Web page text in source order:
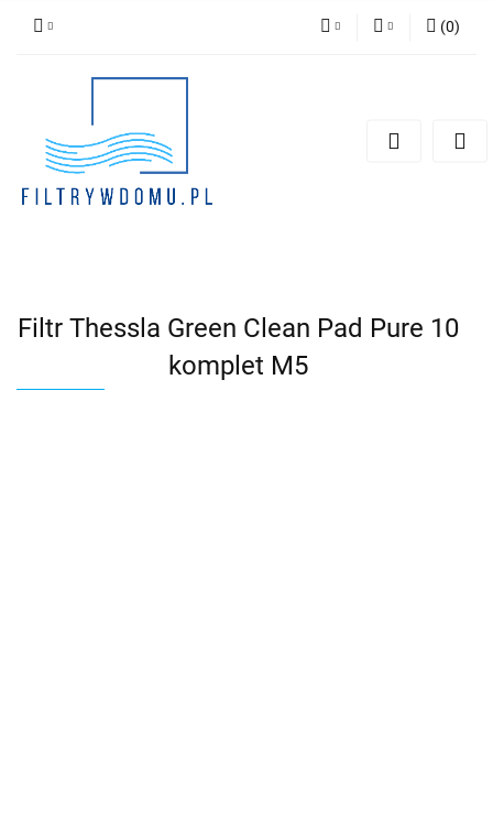
Dodaj zgłoszenie
(0)
Filtr Thessla Green Clean Pad Pure 10
komplet M5